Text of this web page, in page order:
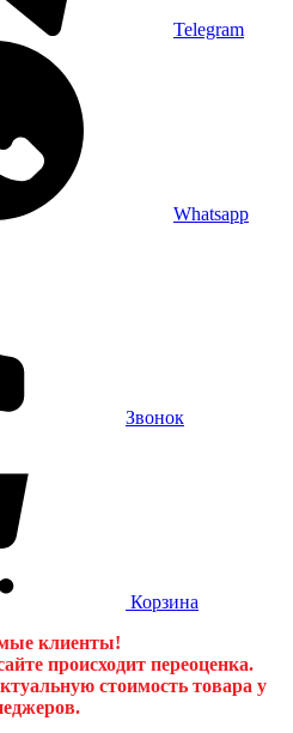
Telegram
Whatsapp
Звонок
Корзина
клиенты!
происходит переоценка.
стоимость товара у